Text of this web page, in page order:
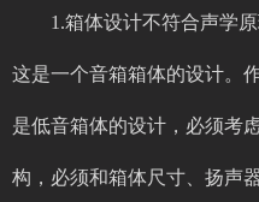
1.箱体设计不符合声学原
这是一个音箱箱体的设计。
是低音箱体的设计，必须考
构，必须和箱体尺寸、扬声